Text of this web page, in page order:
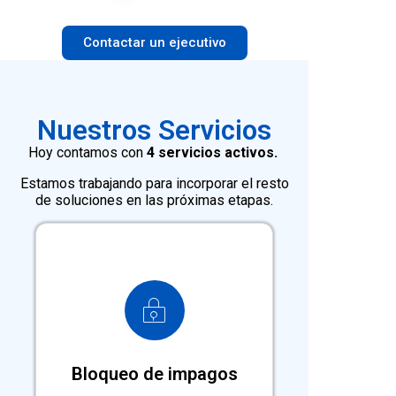
Contactar un ejecutivo
Nuestros Servicios
Hoy contamos con 4 servicios activos.
Estamos trabajando para incorporar el resto
de soluciones en las próximas etapas.
Bloqueo de impagos
Bloqueo comercial de deudores en
red nacional hasta regularizar su